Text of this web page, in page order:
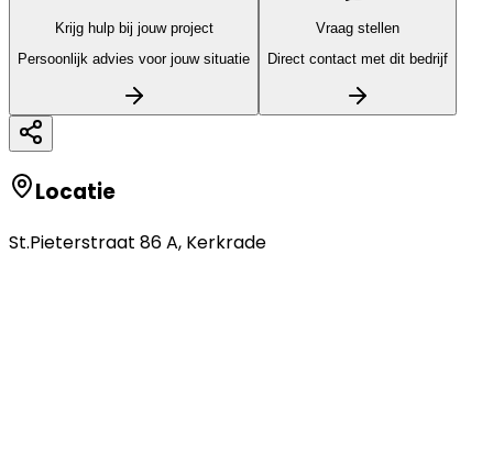
Krijg hulp bij jouw project
Persoonlijk advies voor jouw situatie
Vraag stellen
Direct contact met dit bedrijf
Locatie
St.Pieterstraat 86 A, Kerkrade